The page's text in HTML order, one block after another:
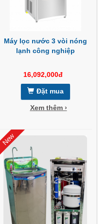
Máy lọc nước 3 vòi nóng
lạnh công nghiệp
16,092,000đ
Đặt mua
Xem thêm ›
New